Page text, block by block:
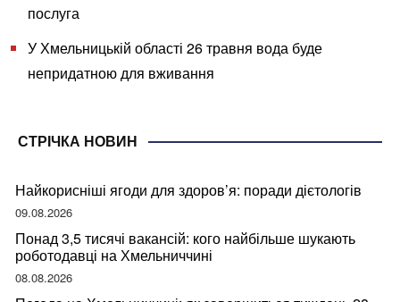
послуга
У Хмельницькій області 26 травня вода буде
непридатною для вживання
СТРІЧКА НОВИН
Найкорисніші ягоди для здоров’я: поради дієтологів
09.08.2026
Понад 3,5 тисячі вакансій: кого найбільше шукають
роботодавці на Хмельниччині
08.08.2026